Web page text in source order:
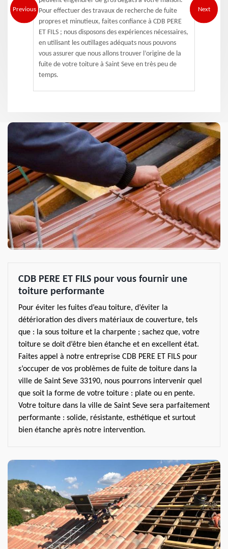
Previous Pour effectuer des travaux de recherche de fuite
propres et minutieux, faites confiance à CDB PERE
ET FILS ; nous disposons des expériences nécessaires,
en utilisant les outillages adéquats nous pouvons
vous assurer que nous allons trouver l’origine de la
fuite de votre toiture à Saint Seve en très peu de
temps.
Next
CDB PERE ET FILS pour vous fournir une
toiture performante
Pour éviter les fuites d’eau toiture, d’éviter la
détérioration des divers matériaux de couverture, tels
que : la sous toiture et la charpente ; sachez que, votre
toiture se doit d’être bien étanche et en excellent état.
Faites appel à notre entreprise CDB PERE ET FILS pour
s’occuper de vos problèmes de fuite de toiture dans la
ville de Saint Seve 33190, nous pourrons intervenir quel
que soit la forme de votre toiture : plate ou en pente.
Votre toiture dans la ville de Saint Seve sera parfaitement
performante : solide, résistante, esthétique et surtout
bien étanche après notre intervention.